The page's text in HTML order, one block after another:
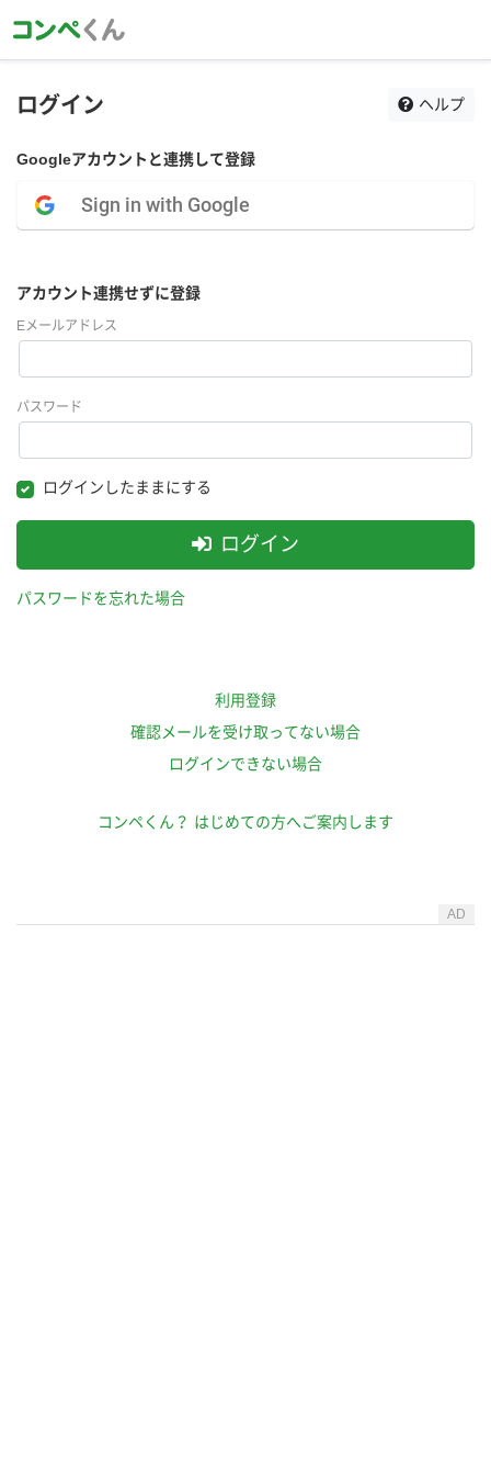
ログイン ヘルプ
Googleアカウントと連携して登録
Sign in with Google
アカウント連携せずに登録
Eメールアドレス
パスワード
ログインしたままにする
ログイン
パスワードを忘れた場合
利用登録
確認メールを受け取ってない場合
ログインできない場合
コンペくん？ はじめての方へご案内します
AD